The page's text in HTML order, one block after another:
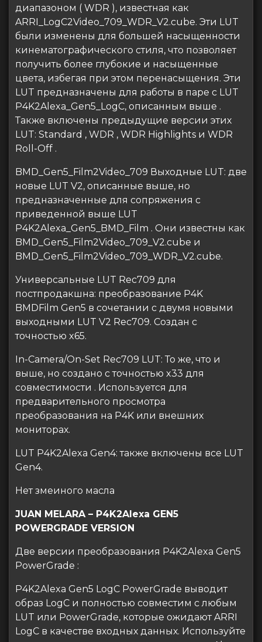
диапазоном ( WDR ), известная как
ARRI_LogC2Video_709_WDR_V2.cube. Эти LUT
были изменены для большей насыщенности
кинематографического стиля, что позволяет
получить более глубокие и насыщенные
цвета, избегая при этом перенасыщения. Эти
LUT предназначены для работы в паре с LUT
P4K2Alexa_Gen5_LogC, описанным выше .
Также включены предыдущие версии этих
LUT: Standard , WDR , WDR Highlights и WDR
Roll-Off .
BMD_Gen5_Film2Video_709 Выходные LUT: две
новые LUT V2, описанные выше, но
предназначенные для сопряжения с
приведенной выше LUT
P4K2Alexa_Gen5_BMD_Film . Они известны как
BMD_Gen5_Film2Video_709_V2.cube и
BMD_Gen5_Film2Video_709_WDR_V2.cube.
Универсальные LUT Rec709 для
постпродакшна: преобразование P4K
BMDFilm Gen5 в сочетании с двумя новыми
выходными LUT V2 Rec709. Создан с
точностью x65.
In-Camera/On-Set Rec709 LUT: То же, что и
выше, но создано с точностью x33 для
совместимости . Используется для
предварительного просмотра
преобразования на P4K или внешних
мониторах.
LUT P4K2Alexa Gen4: также включены все LUT
Gen4.
Нет змеиного масла
JUAN MELARA – P4K2Alexa GEN5
POWERGRADE VERSION
Две версии преобразования P4K2Alexa Gen5
PowerGrade :
P4K2Alexa Gen5 LogC PowerGrade выводит
образ LogC и полностью совместим с любым
LUT или PowerGrade, которые ожидают ARRI
LogC в качестве входных данных. Используйте